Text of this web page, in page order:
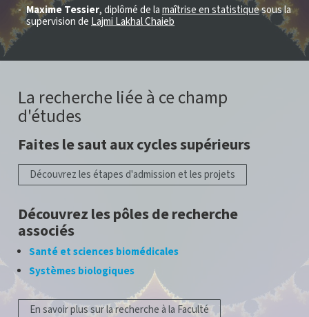
Maxime Tessier, diplômé de la maîtrise en statistiquesous la
supervision de Lajmi Lakhal Chaieb
La recherche liée à ce champ
d'études
Faites le saut aux cycles supérieurs
Découvrez les étapes d'admission et les projets
Découvrez les pôles de recherche
associés
Santé et sciences biomédicales
Systèmes biologiques
En savoir plus sur la recherche à la Faculté